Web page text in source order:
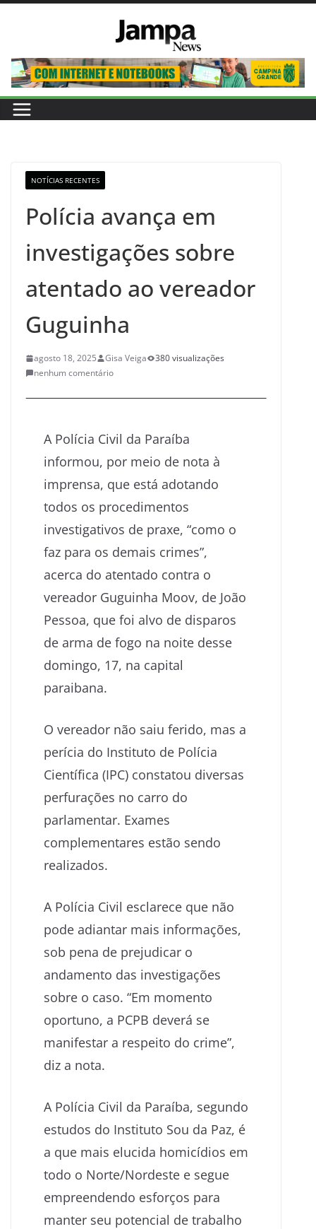
conteúdo
NOTÍCIAS RECENTES
Polícia avança em
investigações sobre
atentado ao vereador
Guguinha
agosto 18, 2025 Gisa Veiga
380 visualizações
nenhum comentário
A Polícia Civil da Paraíba
informou, por meio de nota à
imprensa, que está adotando
todos os procedimentos
investigativos de praxe, “como o
faz para os demais crimes”,
acerca do atentado contra o
vereador Guguinha Moov, de João
Pessoa, que foi alvo de disparos
de arma de fogo na noite desse
domingo, 17, na capital
paraibana.
O vereador não saiu ferido, mas a
perícia do Instituto de Polícia
Científica (IPC) constatou diversas
perfurações no carro do
parlamentar. Exames
complementares estão sendo
realizados.
A Polícia Civil esclarece que não
pode adiantar mais informações,
sob pena de prejudicar o
andamento das investigações
sobre o caso. “Em momento
oportuno, a PCPB deverá se
manifestar a respeito do crime”,
diz a nota.
A Polícia Civil da Paraíba, segundo
estudos do Instituto Sou da Paz, é
a que mais elucida homicídios em
todo o Norte/Nordeste e segue
empreendendo esforços para
manter seu potencial de trabalho